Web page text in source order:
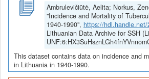
Ambrulevičiūtė, Aelita; Norkus,
"Incidence and Mortality of
1940-1990", https://
Lithuanian Data Archive for SSH
This dataset contains data on incidence and
in Lithuania in 1940-1990.